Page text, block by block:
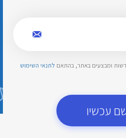
ומבצעים באתר, בהתאם לתנאי השימוש
עכשיו